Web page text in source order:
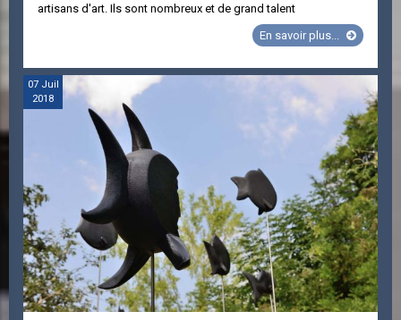
artisans d'art. Ils sont nombreux et de grand talent
En savoir plus...
Jardins
Âmes
édition
2019
07Juil
2018